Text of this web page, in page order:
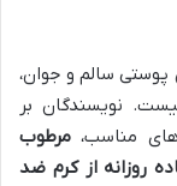
پوستی سالم و جوان،
نویسندگان بر
مناسب، مرطوب
روزانه از کرم ضد